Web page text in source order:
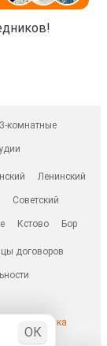
3-комнатные
Ленинский
Советский
Кстово Бор
договоров
ОК